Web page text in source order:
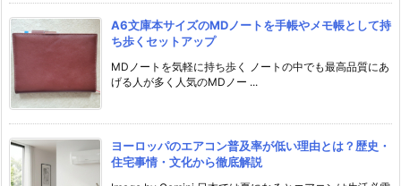
A6文庫本サイズのMDノートを手帳やメモ帳として持
ち歩くセットアップ
MDノートを気軽に持ち歩く ノートの中でも最高品質にあ
げる人が多く人気のMDノー ...
ヨーロッパのエアコン普及率が低い理由とは？歴史・
住宅事情・文化から徹底解説